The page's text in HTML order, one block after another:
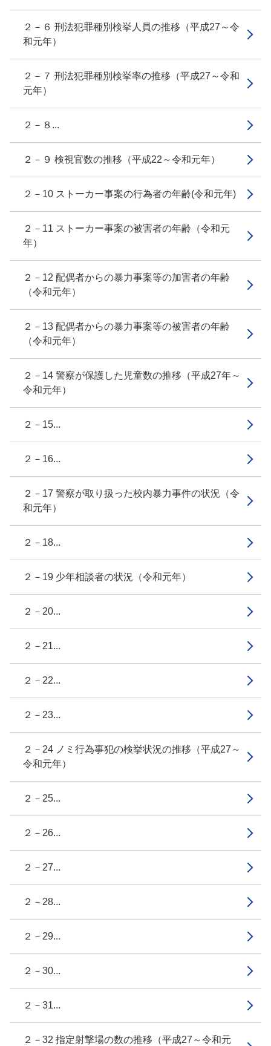
２－６ 刑法犯罪種別検挙人員の推移（平成27～令
和元年）
２－７ 刑法犯罪種別検挙率の推移（平成27～令和
元年）
２－８...
２－９ 検視官数の推移（平成22～令和元年）
２－10 ストーカー事案の行為者の年齢(令和元年)
２－11 ストーカー事案の被害者の年齢（令和元
年）
２－12 配偶者からの暴力事案等の加害者の年齢
（令和元年）
２－13 配偶者からの暴力事案等の被害者の年齢
（令和元年）
２－14 警察が保護した児童数の推移（平成27年～
令和元年）
２－15...
２－16...
２－17 警察が取り扱った校内暴力事件の状況（令
和元年）
２－18...
２－19 少年相談者の状況（令和元年）
２－20...
２－21...
２－22...
２－23...
２－24 ノミ行為事犯の検挙状況の推移（平成27～
令和元年）
２－25...
２－26...
２－27...
２－28...
２－29...
２－30...
２－31...
２－32 指定射撃場の数の推移（平成27～令和元